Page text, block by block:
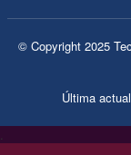
© Copyright 2025
Última
.